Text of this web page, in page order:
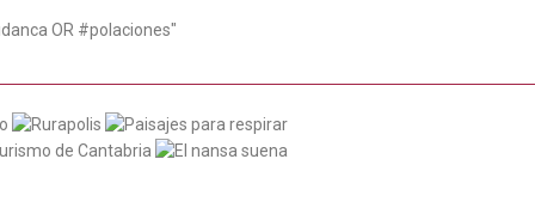
OR #polaciones"